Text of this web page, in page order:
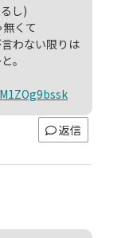
し)
くて
わない限りは
。
返信